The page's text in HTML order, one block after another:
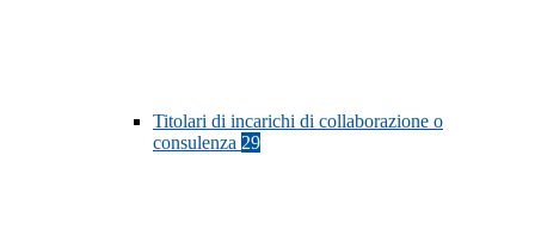
Titolari di incarichi di collaborazione o
consulenza 29